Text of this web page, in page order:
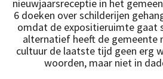
nieuwjaarsreceptie in het
6 doeken over schilderijen
omdat de expositieruimte gaat
alternatief heeft de gemeente
cultuur de laatste tijd geen erg
woorden, maar niet in